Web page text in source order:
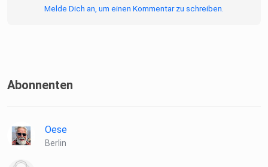
Melde Dich an, um einen Kommentar zu schreiben.
Abonnenten
Oese
Berlin